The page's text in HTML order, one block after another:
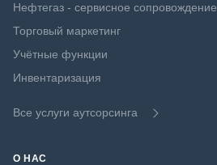
Нефтегаз - сервисное сопровождение
Торговый маркетинг
Учётные функции
Инвентаризация
Все услуги аутсорсинга
О НАС